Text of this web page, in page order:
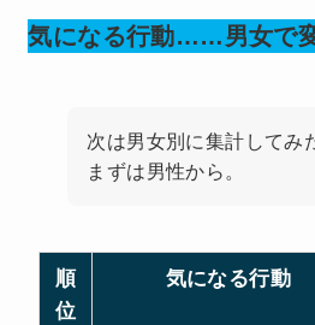
気になる行動……男女で
次は男女別に集計してみ
まずは男性から。
順
位
気になる行動